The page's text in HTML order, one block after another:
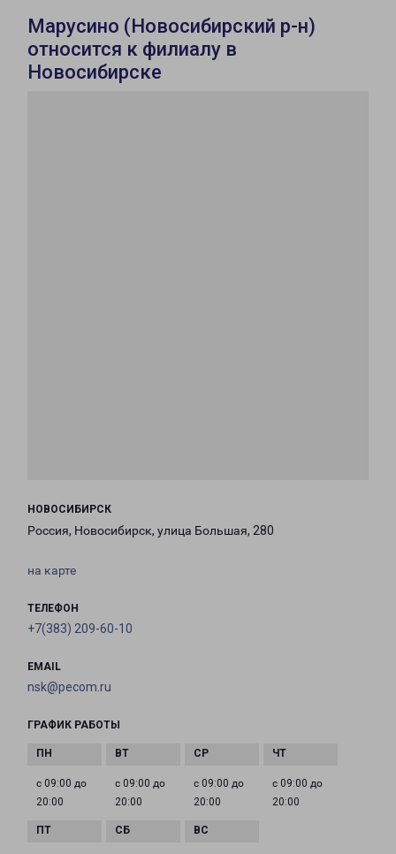
Марусино (Новосибирский р-н)
относится к филиалу в
Новосибирске
НОВОСИБИРСК
Россия, Новосибирск, улица Большая, 280
на карте
ТЕЛЕФОН
+7(383) 209-60-10
EMAIL
nsk@pecom.ru
ГРАФИК РАБОТЫ
с 09:00 до
20:00
с 09:00 до
20:00
с 09:00 до
20:00
с 09:00 до
20:00